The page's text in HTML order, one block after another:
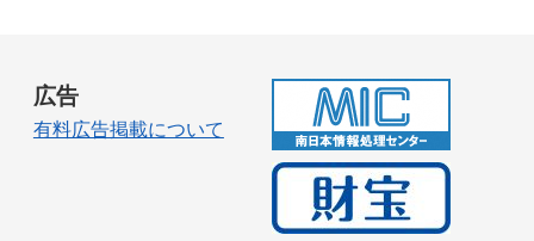
広告
有料広告掲載について